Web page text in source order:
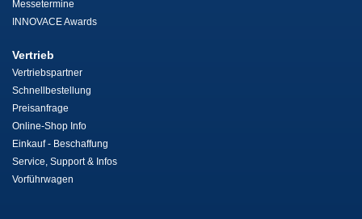
Messetermine
INNOVACE Awards
Vertrieb
Vertriebspartner
Schnellbestellung
Preisanfrage
Online-Shop Info
Einkauf - Beschaffung
Service, Support & Infos
Vorführwagen